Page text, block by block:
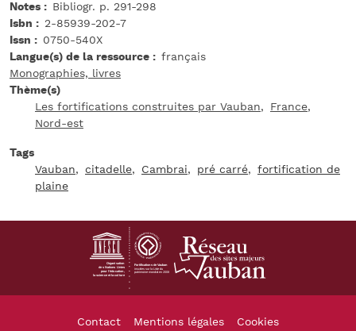
Notes
Bibliogr. p. 291-298
Isbn
2-85939-202-7
Issn
0750-540X
Langue(s) de la ressource
français
Monographies, livres
Thème(s)
Les fortifications construites par Vauban
France
Nord-est
Tags
Vauban
citadelle Cambrai pré carré
fortification de
plaine
Footer
Contact Mentions légales Cookies